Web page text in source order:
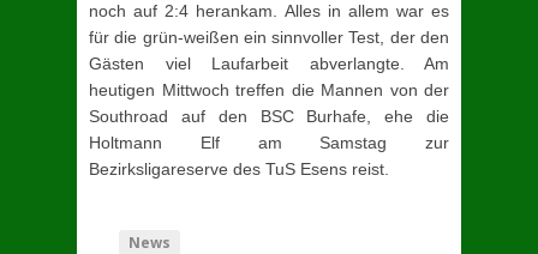
noch auf 2:4 herankam. Alles in allem war es
für die grün-weißen ein sinnvoller Test, der den
Gästen viel Laufarbeit abverlangte. Am
heutigen Mittwoch treffen die Mannen von der
Southroad auf den BSC Burhafe, ehe die
Holtmann Elf am Samstag zur
Bezirksligareserve des TuS Esens reist.
News